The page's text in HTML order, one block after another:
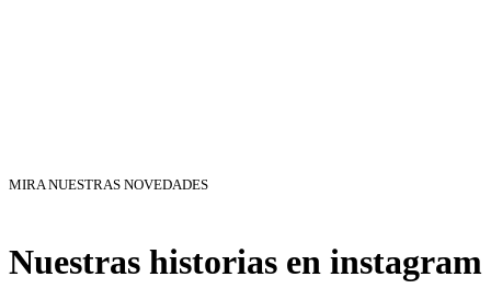
MIRA NUESTRAS NOVEDADES
Nuestras historias en instagram